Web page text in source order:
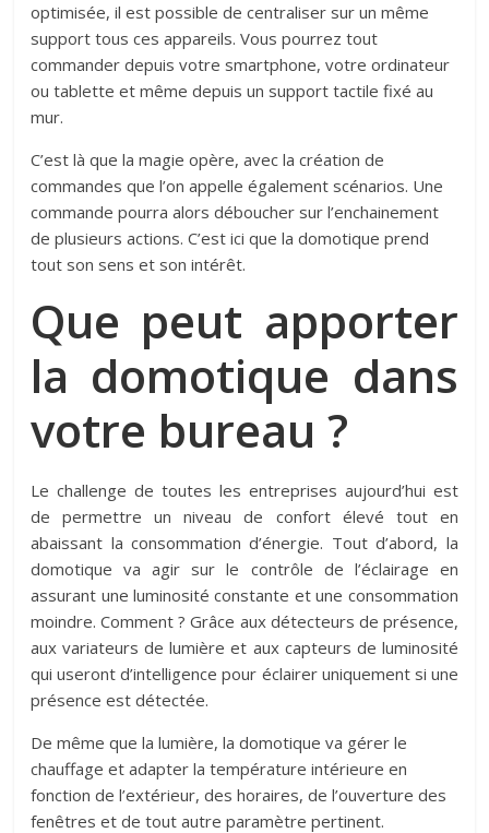
optimisée, il est possible de centraliser sur un même
support tous ces appareils. Vous pourrez tout
commander depuis votre smartphone, votre ordinateur
ou tablette et même depuis un support tactile fixé au
mur.
C’est là que la magie opère, avec la création de
commandes que l’on appelle également scénarios. Une
commande pourra alors déboucher sur l’enchainement
de plusieurs actions. C’est ici que la domotique prend
tout son sens et son intérêt.
Que peut apporter
la domotique dans
votre bureau ?
Le challenge de toutes les entreprises aujourd’hui est
de permettre un niveau de confort élevé tout en
abaissant la consommation d’énergie. Tout d’abord, la
domotique va agir sur le contrôle de l’éclairage en
assurant une luminosité constante et une consommation
moindre. Comment ? Grâce aux détecteurs de présence,
aux variateurs de lumière et aux capteurs de luminosité
qui useront d’intelligence pour éclairer uniquement si une
présence est détectée.
De même que la lumière, la domotique va gérer le
chauffage et adapter la température intérieure en
fonction de l’extérieur, des horaires, de l’ouverture des
fenêtres et de tout autre paramètre pertinent.